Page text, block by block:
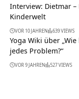
Interview: Dietmar –
Kinderwelt
VOR 10 JAHREN 639 VIEWS
Yoga Wiki über
jedes Problem?“
VOR 9 JAHREN 527 VIEWS